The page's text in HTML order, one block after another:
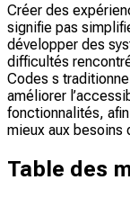
Créer des
signifie pas
développer des
difficultés
Codes s
améliorer
fonctionnalités,
mieux aux besoins
Table des